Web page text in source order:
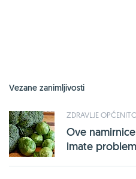
Vezane zanimljivosti
ZDRAVLJE
Ove
imate